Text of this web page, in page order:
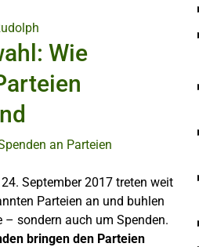
Wie
September 2017 treten weit
Parteien an und buhlen
sondern auch um Spenden.
bringen den Parteien